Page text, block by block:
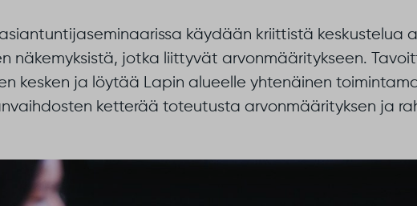
käydään kriittistä keskustelua
näkemyksistä, jotka liittyvät arvonmääritykseen.
kesken ja löytää Lapin alueelle yhtenäinen
ketterää toteutusta arvonmäärityksen ja